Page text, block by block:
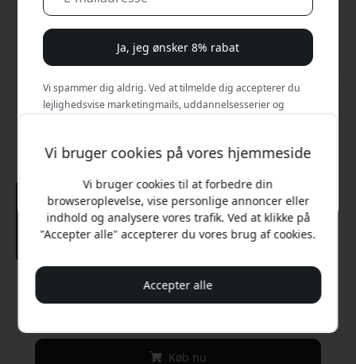
Anbefalet pris
449 DKK
Køb nu
Vi bruger cookies på vores hjemmeside
Vi bruger cookies til at forbedre din
browseroplevelse, vise personlige annoncer eller
indhold og analysere vores trafik. Ved at klikke på
"Accepter alle" accepterer du vores brug af cookies.
Accepter alle
Ja, jeg ønsker 8% rabat
Vi spammer dig aldrig. Ved at tilmelde dig accepterer du
lejlighedsvise marketingmails, uddannelsesserier og
Nej, jeg vil hellere betale fuld pris.